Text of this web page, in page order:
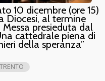
10 dicembre (ore 15)
Diocesi, al termine
presieduta dal
cattedrale piena di
della speranza”
TRENTO